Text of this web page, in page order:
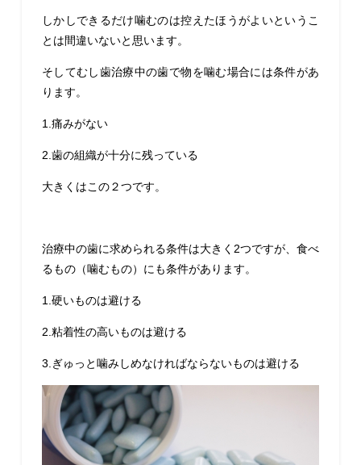
しかしできるだけ噛むのは控えたほうがよいというこ
とは間違いないと思います。
そしてむし歯治療中の歯で物を噛む場合には条件があ
ります。
1.痛みがない
2.歯の組織が十分に残っている
大きくはこの２つです。
治療中の歯に求められる条件は大きく2つですが、食べ
るもの（噛むもの）にも条件があります。
1.硬いものは避ける
2.粘着性の高いものは避ける
3.ぎゅっと噛みしめなければならないものは避ける